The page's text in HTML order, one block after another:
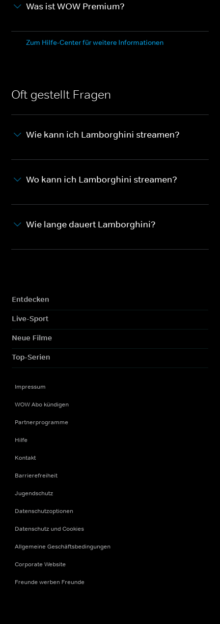
Was ist WOW Premium?
Zum Hilfe-Center für weitere Informationen
Oft gestellt Fragen
Wie kann ich Lamborghini streamen?
Wo kann ich Lamborghini streamen?
Wie lange dauert Lamborghini?
Entdecken
Live-Sport
Neue Filme
Top-Serien
Impressum
WOW Abo kündigen
Partnerprogramme
Hilfe
Kontakt
Barrierefreiheit
Jugendschutz
Datenschutzoptionen
Datenschutz und Cookies
Allgemeine Geschäftsbedingungen
Corporate Website
Freunde werben Freunde